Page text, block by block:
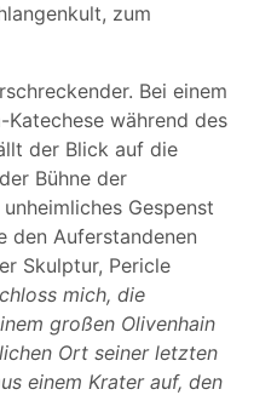
zum
Bei einem
Katechese während des
der Blick auf die
Bühne der
Gespenst
den Auferstandenen
Skulptur, Pericle
mich, die
großen Olivenhain
Ort seiner letzten
einem Krater auf, den